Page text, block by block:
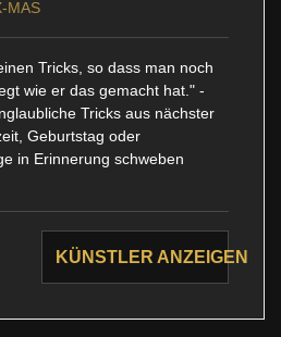
MAS
Tricks, so dass man noch
wie er das gemacht hat." -
Tricks aus nächster
Geburtstag oder
in Erinnerung schweben
KÜNSTLER ANZEIGEN